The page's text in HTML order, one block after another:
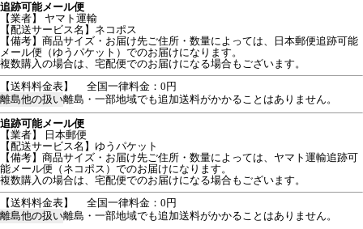
追跡可能メール便
【業者】 ヤマト運輸
【配送サービス名】ネコポス
【備考】商品サイズ・お届け先ご住所・数量によっては、日本郵便追跡可能
メール便（ゆうパケット）でのお届けになります。
複数購入の場合は、宅配便でのお届けになる場合もございます。
【送料料金表】
全国一律料金：0円
離島他の扱い離島・一部地域でも追加送料がかかることはありません。
追跡可能メール便
【業者】 日本郵便
【配送サービス名】ゆうパケット
【備考】商品サイズ・お届け先ご住所・数量によっては、ヤマト運輸追跡可
能メール便（ネコポス）でのお届けになります。
複数購入の場合は、宅配便でのお届けになる場合もございます。
【送料料金表】
全国一律料金：0円
離島他の扱い離島・一部地域でも追加送料がかかることはありません。